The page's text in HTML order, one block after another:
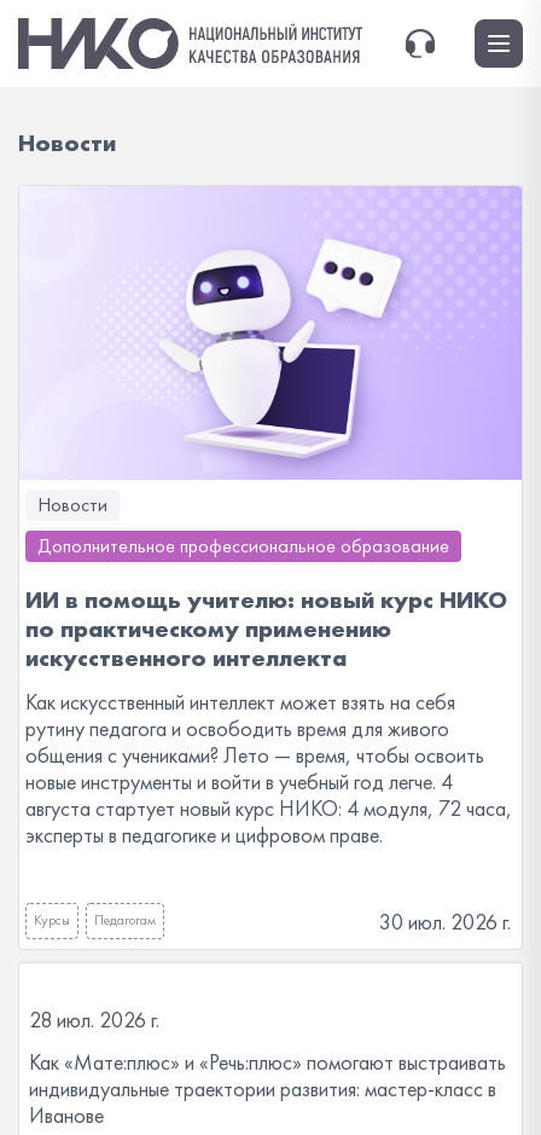
Новости
Новости
Дополнительное профессиональное образование
ИИ в помощь учителю: новый курс НИКО
по практическому применению
искусственного интеллекта
Как искусственный интеллект может взять на себя
рутину педагога и освободить время для живого
общения с учениками? Лето — время, чтобы освоить
новые инструменты и войти в учебный год легче. 4
августа стартует новый курс НИКО: 4 модуля, 72 часа,
эксперты в педагогике и цифровом праве.
Курсы Педагогам 30 июл. 2026 г.
28 июл. 2026 г.
Как «Мате:плюс» и «Речь:плюс» помогают выстраивать
индивидуальные траектории развития: мастер-класс в
Иванове